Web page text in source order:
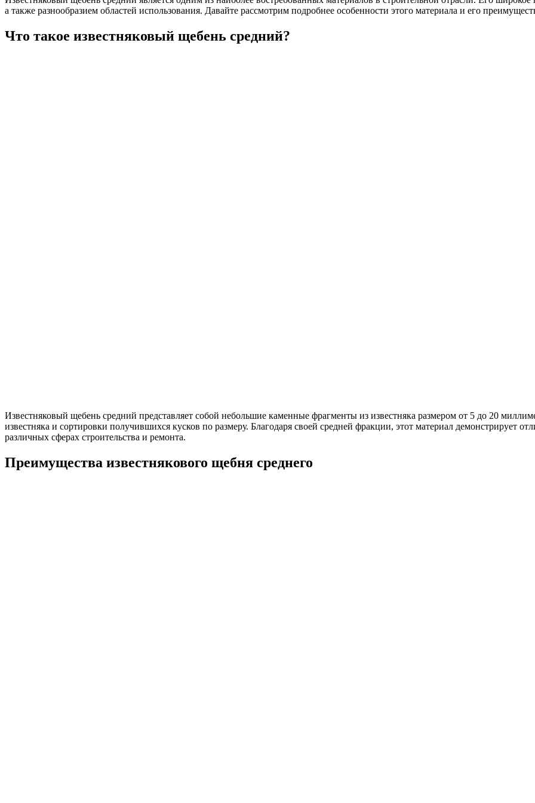
а также разнообразием областей использования. Давайте рассмотрим подробнее особенности этого материала и его
Что такое известняковый щебень средний?
Известняковый щебень средний представляет собой небольшие каменные фрагменты из известняка размером от 5 до 20
известняка и сортировки получившихся кусков по размеру. Благодаря своей средней фракции, этот материал демонстрирует
различных сферах строительства и ремонта.
Преимущества известнякового щебня среднего